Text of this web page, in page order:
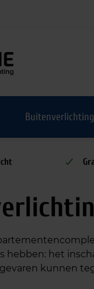
Buitenverlichting
hebben: het
kunnen